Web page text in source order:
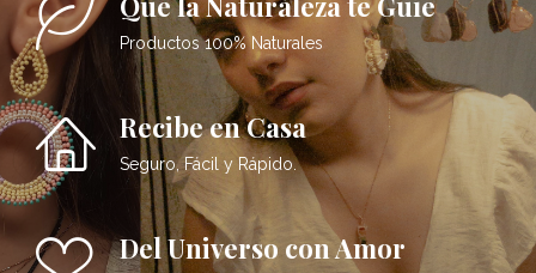
Productos 100% Naturales
Recibe en Casa
Seguro, Fácil y Rápido.
Del Universo con Amor